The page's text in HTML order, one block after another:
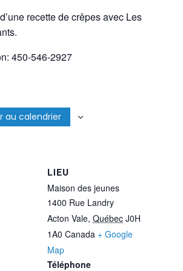
recette de crêpes avec Les
450-546-2927
au calendrier
LIEU
Maison des jeunes
1400 Rue Landry
Acton Vale, Québec J0H
1A0 Canada + Google
Map
Téléphone